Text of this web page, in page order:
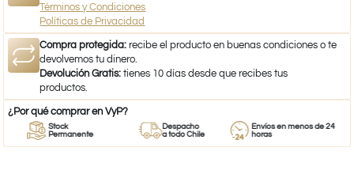
Términos y Condiciones
Políticas de Privacidad
Compra protegida: recibe el producto en buenas condiciones o te
devolvemos tu dinero.
Devolución Gratis: tienes 10 días desde que recibes tus
productos.
¿Por qué comprar en VyP?
Stock
Permanente
Despacho
a todo Chile
Envíos en menos de 24
horas